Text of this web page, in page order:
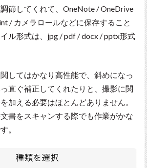
節してくれて、OneNote / OneDrive
/ カメラロールなどに保存すること
ル形式は、jpg / pdf / docx / pptx形式
してはかなり高性能で、斜めになっ
直ぐ補正してくれたりと、撮影に関
加える必要はほとんどありません。
書をスキャンする際でも作業がかな
。